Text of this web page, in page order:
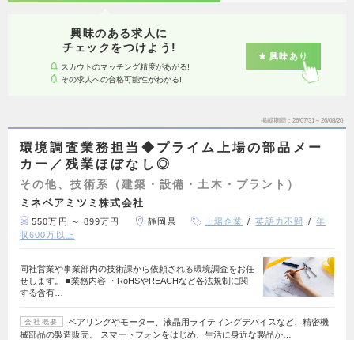
興味のある求人に
チェックをつけよう!
スカウトのマッチング精度があがる!
その求人への合格可能性がわかる!
興味あり
掲載期間 26/07/31～26/08/20
環境調査業務担当◆プライム上場の部品メー
カー／残業ほぼなし◎
その他、技術系（建築・設備・土木・プラント）
ミネベアミツミ株式会社
550万円 ～ 899万円 静岡県 上場企業 英語力不問
年
収600万以上
同社営業や事業部内の技術課から依頼される環境調査をお任
せします。 ■業務内容 ・RoHSやREACHなど各法規制に関
する含有…
会社概要
ベアリングやモーター、液晶用ライティングデバイスなど、精密機
械部品の製造販売。 スマートフォンをはじめ、生活に身近な製品か…